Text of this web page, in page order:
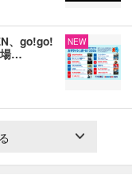
、go!go!
場…
NEW